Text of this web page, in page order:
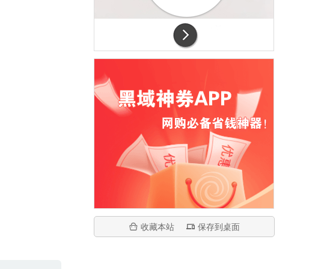
收藏本站 保存到桌面